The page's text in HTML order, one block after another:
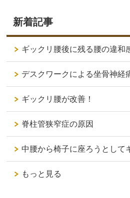
新着記事
ギックリ腰後に残る腰の違和
デスクワークによる坐骨神経
ギックリ腰が改善！
脊柱管狭窄症の原因
中腰から椅子に座ろうとして
もっと見る